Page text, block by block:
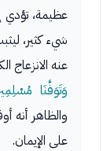
عظيمة، تؤدي
شيء كثير،
عنه الانزعاج
وَتَوَفَّنَا
والظاهر أنه
على الإيمان.